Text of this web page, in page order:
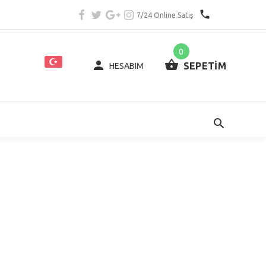
7/24 Online Satış
HESABIM
0
SEPETİM